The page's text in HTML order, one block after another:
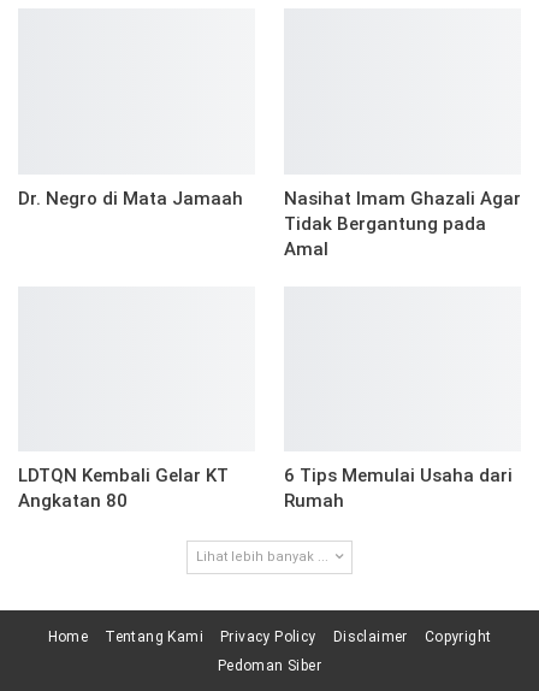
Dr. Negro di Mata Jamaah
Nasihat Imam Ghazali Agar
Tidak Bergantung pada
Amal
LDTQN Kembali Gelar KT
Angkatan 80
6 Tips Memulai Usaha dari
Rumah
Lihat lebih banyak ...
Home Tentang Kami Privacy Policy Disclaimer
Copyright
Pedoman Siber